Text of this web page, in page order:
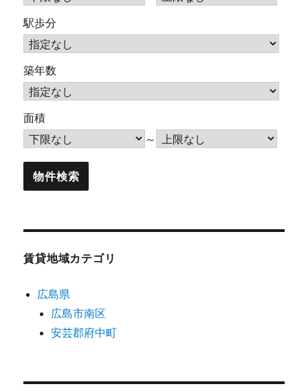
駅歩分
築年数
面積
～
賃貸地域カテゴリ
広島県
広島市南区
安芸郡府中町